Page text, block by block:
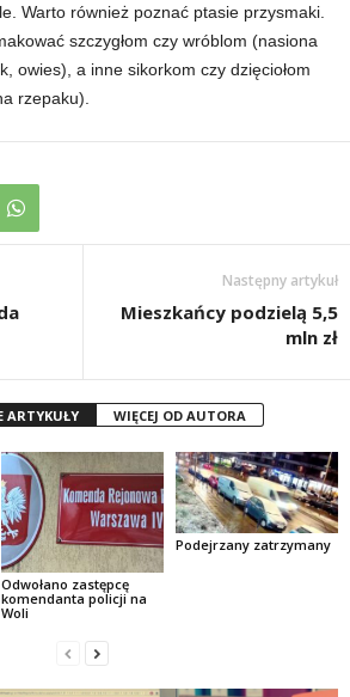
Warto również poznać ptasie przysmaki.
szczygłom czy wróblom (nasiona
owies), a inne sikorkom czy dzięciołom
rzepaku).
Następny artykuł
Mieszkańcy podzielą 5,5
mln zł
ARTYKUŁY WIĘCEJ OD AUTORA
Odwołano zastępcę
komendanta policji na
Woli
Podejrzany zatrzymany